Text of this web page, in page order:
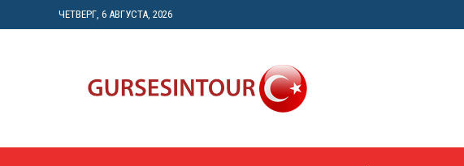
ЧЕТВЕРГ, 6 АВГУСТА, 2026
—
познавательный
туристический